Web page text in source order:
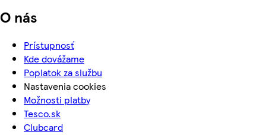
O nás
Prístupnosť
Kde dovážame
Poplatok za službu
Nastavenia cookies
Možnosti platby
Tesco.sk
Clubcard